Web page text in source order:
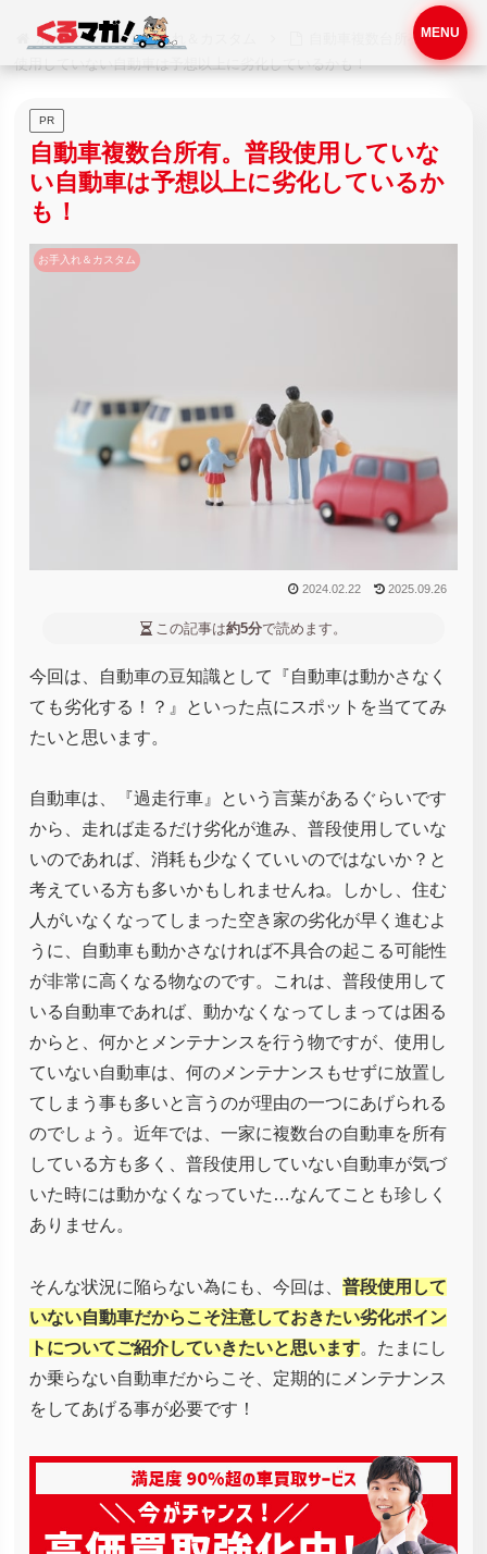
ホーム お手入れ＆カスタム
自動車複数台所有。普段
使用していない自動車は予想以上に劣化しているかも！
PR
自動車複数台所有。普段使用していな
い自動車は予想以上に劣化しているか
も！
お手入れ＆カスタム
2024.02.22 2025.09.26
この記事は約5分で読めます。
今回は、自動車の豆知識として『自動車は動かさなく
ても劣化する！？』といった点にスポットを当ててみ
たいと思います。
自動車は、『過走行車』という言葉があるぐらいです
から、走れば走るだけ劣化が進み、普段使用していな
いのであれば、消耗も少なくていいのではないか？と
考えている方も多いかもしれませんね。しかし、住む
人がいなくなってしまった空き家の劣化が早く進むよ
うに、自動車も動かさなければ不具合の起こる可能性
が非常に高くなる物なのです。これは、普段使用して
いる自動車であれば、動かなくなってしまっては困る
からと、何かとメンテナンスを行う物ですが、使用し
ていない自動車は、何のメンテナンスもせずに放置し
てしまう事も多いと言うのが理由の一つにあげられる
のでしょう。近年では、一家に複数台の自動車を所有
している方も多く、普段使用していない自動車が気づ
いた時には動かなくなっていた…なんてことも珍しく
ありません。
そんな状況に陥らない為にも、今回は、 普段使用して
いない自動車だからこそ注意しておきたい劣化ポイン
トについてご紹介していきたいと思います。たまにし
か乗らない自動車だからこそ、定期的にメンテナンス
をしてあげる事が必要です！
MENU